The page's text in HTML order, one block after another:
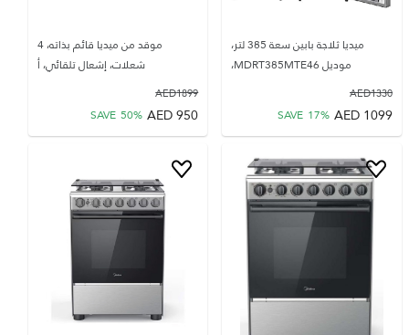
ميديا ثلاجة بابين سعة 385 لتر،
موديل MDRT385MTE46،
1330
AED
1099
AED
SAVE 17%
موقد من ميديا قائم بذاته، 4
شعلات، إشعال تلقائي، أ
1899
AED
950
AED
SAVE 50%